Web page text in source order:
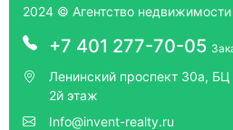
2024 © Агентство
+7 401 277-70-05
Ленинский проспект 30а,
2й этаж
Info@invent-realty.ru